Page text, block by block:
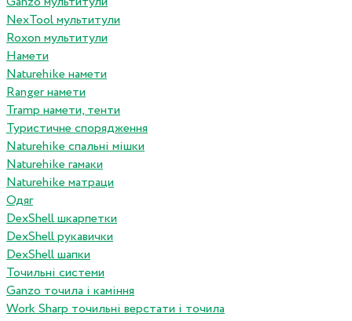
NexTool мультитули
Roxon мультитули
Намети
Naturehike намети
Ranger намети
Tramp намети, тенти
Туристичне спорядження
Naturehike спальні мішки
Naturehike гамаки
Naturehike матраци
Одяг
DexShell шкарпетки
DexShell рукавички
DexShell шапки
Точильні системи
Ganzo точила і каміння
Work Sharp точильні верстати і точила